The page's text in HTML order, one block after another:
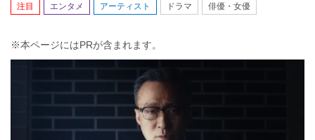
注目 エンタメ アーティスト ドラマ 俳優・女優
※本ページにはPRが含まれます。